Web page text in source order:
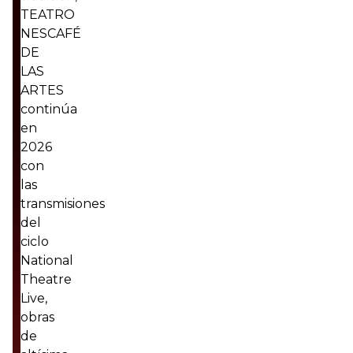
TEATRO
NESCAFÉ
DE
LAS
ARTES
continúa
en
2026
con
las
transmisiones
del
ciclo
National
Theatre
Live,
obras
de